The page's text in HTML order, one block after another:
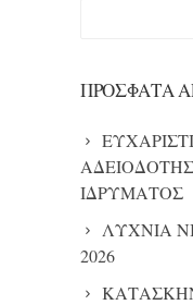
ΠΡΌΣΦΑΤΑ
ΙΔΡΥΜΑΤΟΣ
ΛΥΧΝΙΑ
2026